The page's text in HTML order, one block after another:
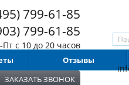
799-61-85
799-61-85
с 10 до 20 часов
ЗАКАЗАТЬ ЗВОНОК
Отзывы